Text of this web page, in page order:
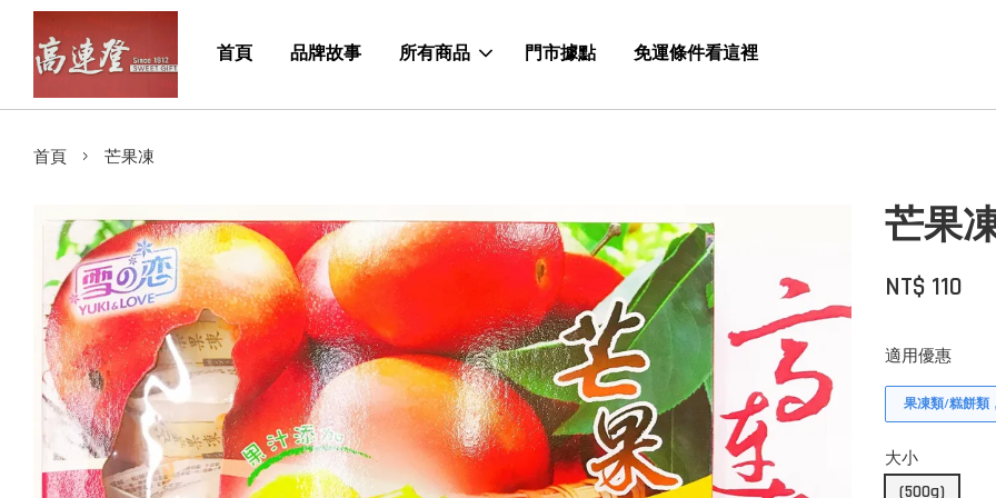
首頁 品牌故事 所有商品 門市據點 免運條件看這裡
首頁 › 芒果凍
芒果
NT$ 110
適用優惠
果凍類/糕餅類
大小
(500g)